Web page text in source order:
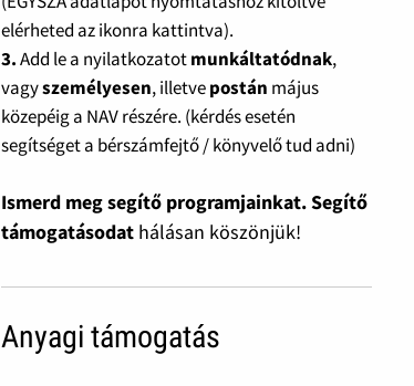
elérheted az ikonra kattintva).
3.Add le a nyilatkozatotmunkáltatódnak,
vagyszemélyesen, illetvepostán május
közepéig a NAV részére. (kérdés esetén
segítséget a bérszámfejtő / könyvelő tud adni)
Ismerd meg segítő programjainkat. Segítő
támogatásodat hálásan köszönjük!
Anyagi támogatás